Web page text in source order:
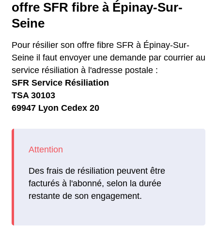
offre SFR fibre à Épinay-Sur-
Seine
Pour résilier son offre fibre SFR à Épinay-Sur-
Seine il faut envoyer une demande par courrier au
service résiliation à l'adresse postale :
SFR Service Résiliation
TSA 30103
69947 Lyon Cedex 20
Des frais de résiliation peuvent être
facturés à l'abonné, selon la durée
restante de son engagement.